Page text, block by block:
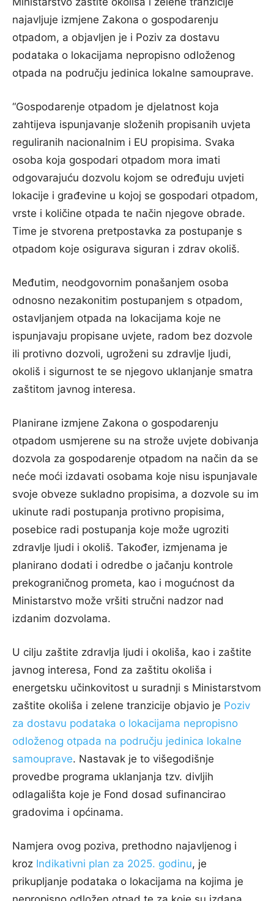
najavljuje izmjene Zakona o gospodarenju
otpadom, a objavljen je i Poziv za dostavu
podataka o lokacijama nepropisno odloženog
otpada na području jedinica lokalne samouprave.
“Gospodarenje otpadom je djelatnost koja
zahtijeva ispunjavanje složenih propisanih uvjeta
reguliranih nacionalnim i EU propisima. Svaka
osoba koja gospodari otpadom mora imati
odgovarajuću dozvolu kojom se određuju uvjeti
lokacije i građevine u kojoj se gospodari otpadom,
vrste i količine otpada te način njegove obrade.
Time je stvorena pretpostavka za postupanje s
otpadom koje osigurava siguran i zdrav okoliš.
Međutim, neodgovornim ponašanjem osoba
odnosno nezakonitim postupanjem s otpadom,
ostavljanjem otpada na lokacijama koje ne
ispunjavaju propisane uvjete, radom bez dozvole
ili protivno dozvoli, ugroženi su zdravlje ljudi,
okoliš i sigurnost te se njegovo uklanjanje smatra
zaštitom javnog interesa.
Planirane izmjene Zakona o gospodarenju
otpadom usmjerene su na strože uvjete dobivanja
dozvola za gospodarenje otpadom na način da se
neće moći izdavati osobama koje nisu ispunjavale
svoje obveze sukladno propisima, a dozvole su im
ukinute radi postupanja protivno propisima,
posebice radi postupanja koje može ugroziti
zdravlje ljudi i okoliš. Također, izmjenama je
planirano dodati i odredbe o jačanju kontrole
prekograničnog prometa, kao i mogućnost da
Ministarstvo može vršiti stručni nadzor nad
izdanim dozvolama.
U cilju zaštite zdravlja ljudi i okoliša, kao i zaštite
javnog interesa, Fond za zaštitu okoliša i
energetsku učinkovitost u suradnji s Ministarstvom
zaštite okoliša i zelene tranzicije objavio je Poziv
za dostavu podataka o lokacijama nepropisno
odloženog otpada na području jedinica lokalne
samouprave. Nastavak je to višegodišnje
provedbe programa uklanjanja tzv. divljih
odlagališta koje je Fond dosad sufinancirao
gradovima i općinama.
Namjera ovog poziva, prethodno najavljenog i
kroz Indikativni plan za 2025. godinu, je
prikupljanje podataka o lokacijama na kojima je